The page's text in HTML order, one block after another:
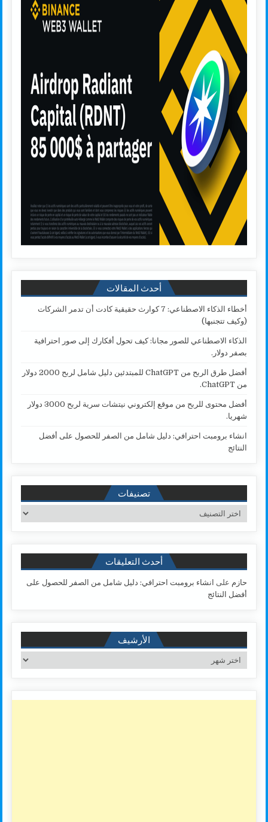
أحدث المقالات
أخطاء الذكاء الاصطناعي: 7 كوارث حقيقية كادت أن تدمر الشركات
(وكيف تتجنبها)
الذكاء الاصطناعي للصور مجانا: كيف تحول أفكارك إلى صور احترافية
بصفر دولار.
أفضل طرق الربح من ChatGPT للمبتدئين دليل شامل لربح 2000 دولار
من ChatGPT.
أفضل محتوى للربح من موقع إلكتروني نيتشات سرية لربح 3000 دولار
شهريا.
انشاء برومبت احترافي: دليل شامل من الصفر للحصول على أفضل
النتائج
تصنيفات
تصنيفات
أحدث التعليقات
حازم على انشاء برومبت احترافي: دليل شامل من الصفر للحصول على
أفضل النتائج
الأرشيف
الأرشيف